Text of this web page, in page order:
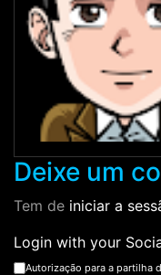
Deixe um
Tem de iniciar a
Login with your
Autorização para a partilha